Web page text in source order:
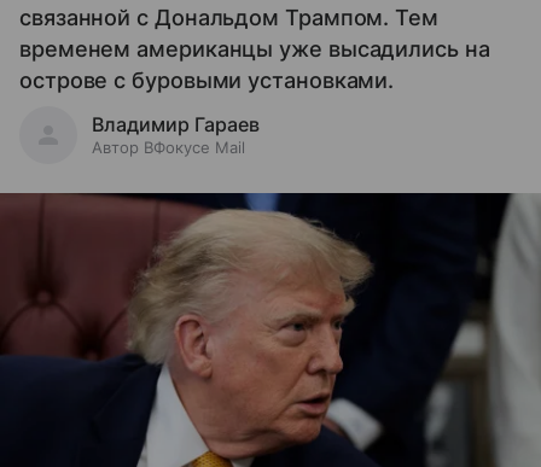
связанной с Дональдом Трампом. Тем
временем американцы уже высадились на
острове с буровыми установками.
Владимир Гараев
Автор ВФокусе Mail